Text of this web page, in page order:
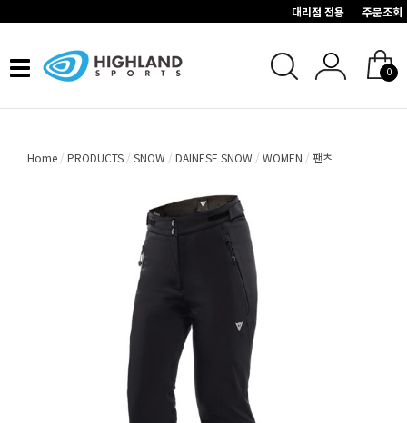
대리점 전용 주문조회
Toggle
navigation
0
Home PRODUCTS SNOW DAINESE SNOW WOMEN 팬츠